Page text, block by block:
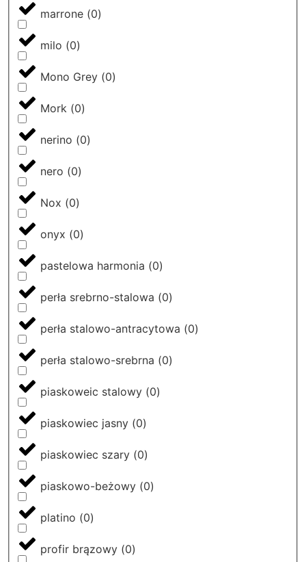
marrone (0)
milo (0)
Mono Grey (0)
Mork (0)
nerino (0)
nero (0)
Nox (0)
onyx (0)
pastelowa harmonia (0)
perła srebrno-stalowa (0)
perła stalowo-antracytowa (0)
perła stalowo-srebrna (0)
piaskoweic stalowy (0)
piaskowiec jasny (0)
piaskowiec szary (0)
piaskowo-beżowy (0)
platino (0)
profir brązowy (0)